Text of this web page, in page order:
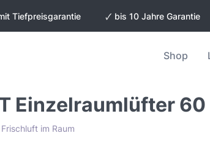
Tiefpreisgarantie 🗸 bis 10 Jahre Garantie
Shop
Einzelraumlüfter
im Raum